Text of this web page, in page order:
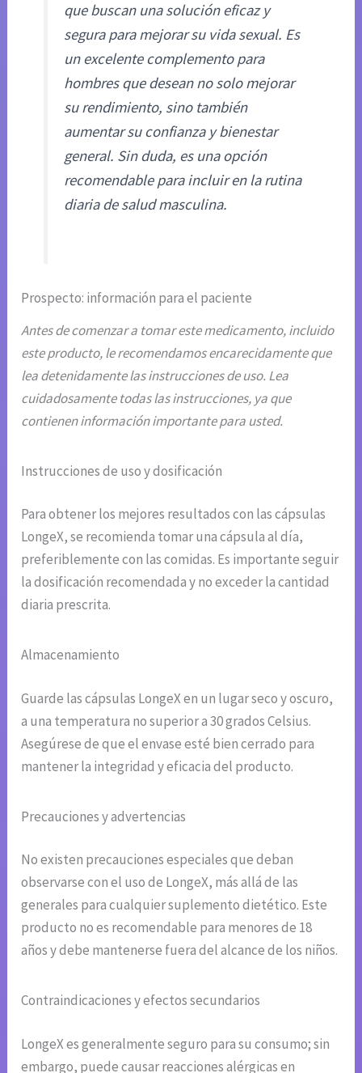
que buscan una solución eficaz y
segura para mejorar su vida sexual. Es
un excelente complemento para
hombres que desean no solo mejorar
su rendimiento, sino también
aumentar su confianza y bienestar
general. Sin duda, es una opción
recomendable para incluir en la rutina
diaria de salud masculina.
Prospecto: información para el paciente
Antes de comenzar a tomar este medicamento, incluido
este producto, le recomendamos encarecidamente que
lea detenidamente las instrucciones de uso. Lea
cuidadosamente todas las instrucciones, ya que
contienen información importante para usted.
Instrucciones de uso y dosificación
Para obtener los mejores resultados con las cápsulas
LongeX, se recomienda tomar una cápsula al día,
preferiblemente con las comidas. Es importante seguir
la dosificación recomendada y no exceder la cantidad
diaria prescrita.
Almacenamiento
Guarde las cápsulas LongeX en un lugar seco y oscuro,
a una temperatura no superior a 30 grados Celsius.
Asegúrese de que el envase esté bien cerrado para
mantener la integridad y eficacia del producto.
Precauciones y advertencias
No existen precauciones especiales que deban
observarse con el uso de LongeX, más allá de las
generales para cualquier suplemento dietético. Este
producto no es recomendable para menores de 18
años y debe mantenerse fuera del alcance de los niños.
Contraindicaciones y efectos secundarios
LongeX es generalmente seguro para su consumo; sin
embargo, puede causar reacciones alérgicas en